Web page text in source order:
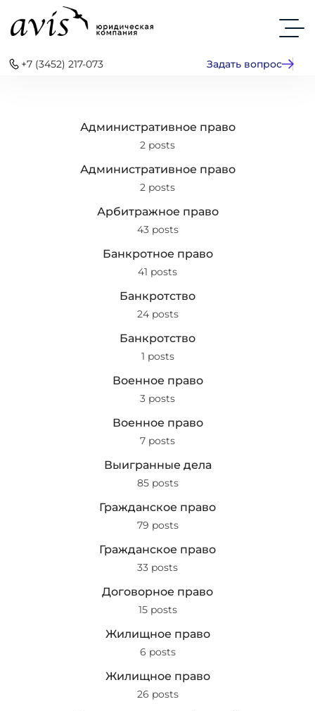
+7 (3452) 217-073 Задать вопрос
Административное право
2 posts
Административное право
2 posts
Арбитражное право
43 posts
Банкротное право
41 posts
Банкротство
24 posts
Банкротство
1 posts
Военное право
3 posts
Военное право
7 posts
Выигранные дела
85 posts
Гражданское право
79 posts
Гражданское право
33 posts
Договорное право
15 posts
Жилищное право
6 posts
Жилищное право
26 posts